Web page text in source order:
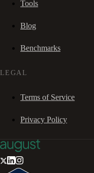
Tools
Blog
Benchmarks
LEGAL
Terms of Service
Privacy Policy